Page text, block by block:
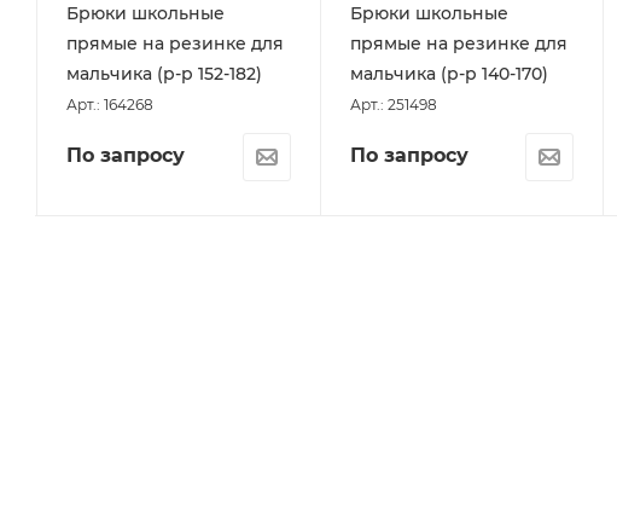
Брюки школьные
прямые на резинке для
мальчика (р-р 152-182)
Арт.: 164268
По запросу
Брюки школьные
прямые на резинке для
мальчика (р-р 140-170)
Арт.: 251498
По запросу